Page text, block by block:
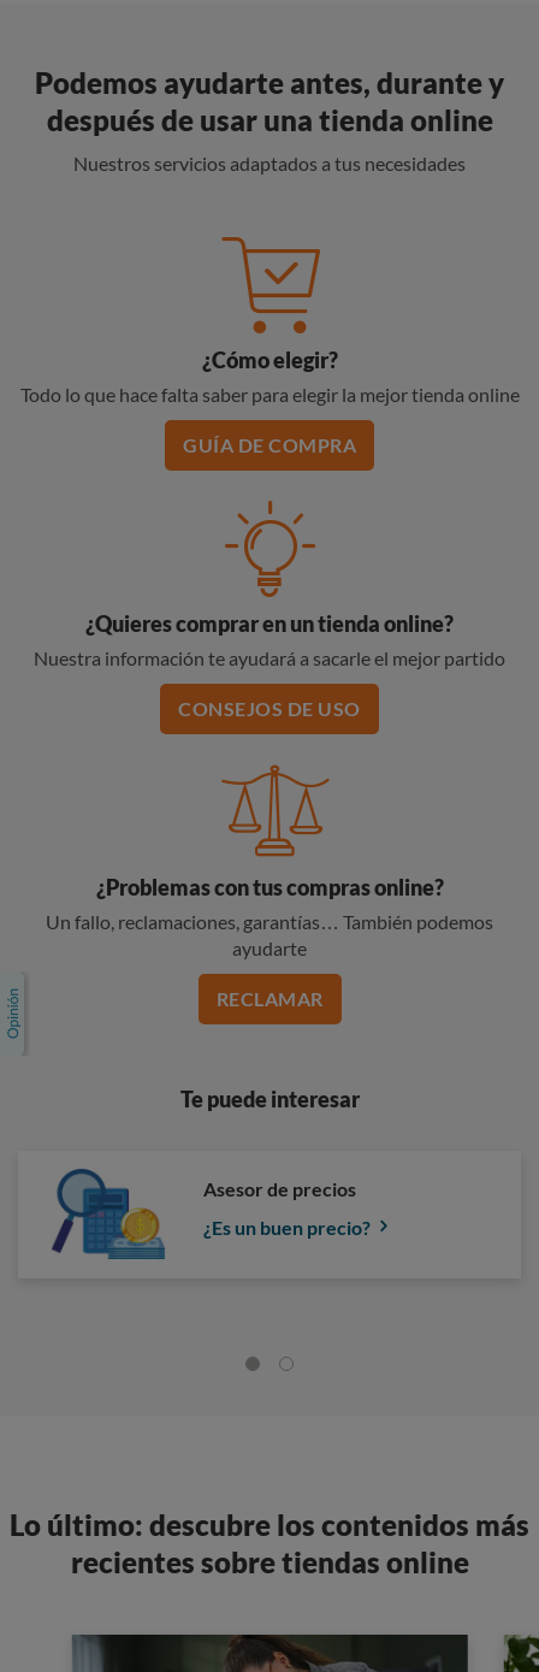
Podemos ayudarte antes, durante y
después de usar una tienda online
Nuestros servicios adaptados a tus necesidades
¿Cómo elegir?
Todo lo que hace falta saber para elegir la mejor tienda online
GUÍA DE COMPRA
¿Quieres comprar en un tienda online?
Nuestra información te ayudará a sacarle el mejor partido
CONSEJOS DE USO
¿Problemas con tus compras online?
Un fallo, reclamaciones, garantías… También podemos
ayudarte
RECLAMAR
Te puede interesar
Asesor de precios
¿Es un buen precio?
Lo último: descubre los contenidos más
recientes sobre tiendas online